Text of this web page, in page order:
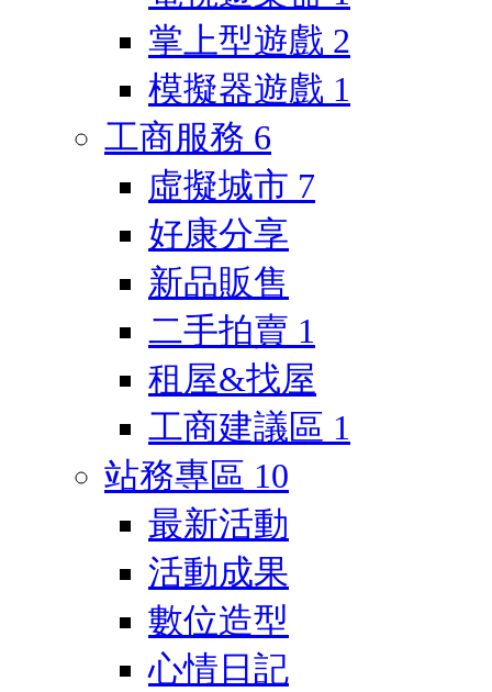
掌上型遊戲 2
模擬器遊戲 1
工商服務 6
虛擬城市 7
好康分享
新品販售
二手拍賣 1
租屋&找屋
工商建議區 1
站務專區 10
最新活動
活動成果
數位造型
心情日記